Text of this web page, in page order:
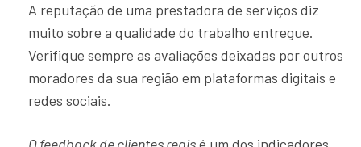
A reputação de uma prestadora de serviços diz
muito sobre a qualidade do trabalho entregue.
Verifique sempre as avaliações deixadas por outros
moradores da sua região em plataformas digitais e
redes sociais.